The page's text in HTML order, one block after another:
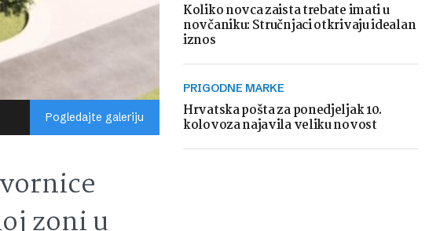
Pogledajte galeriju
Koliko novca zaista trebate imati u
novčaniku: Stručnjaci otkrivaju idealan
iznos
PRIGODNE MARKE
Hrvatska pošta za ponedjeljak 10.
kolovoza najavila veliku novost